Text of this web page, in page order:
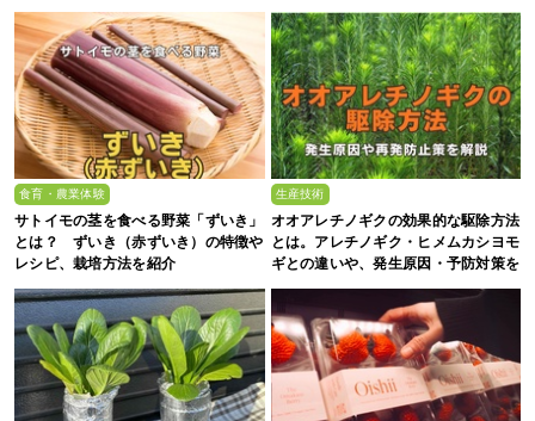
食育・農業体験
サトイモの茎を食べる野菜「ずいき」
とは？ ずいき（赤ずいき）の特徴や
レシピ、栽培方法を紹介
生産技術
オオアレチノギクの効果的な駆除方法
とは。アレチノギク・ヒメムカシヨモ
ギとの違いや、発生原因・予防対策を
解説